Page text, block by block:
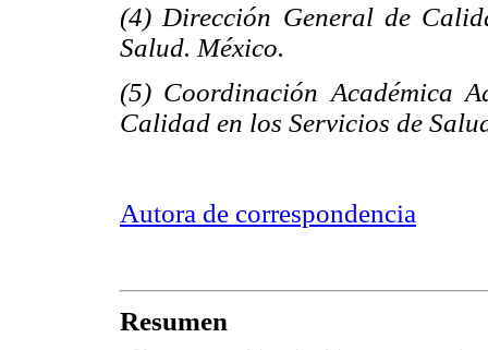
(4) Dirección General de
Salud. México.
(5) Coordinación Académica
Calidad en los Servicios de
Autora de correspondencia
Resumen